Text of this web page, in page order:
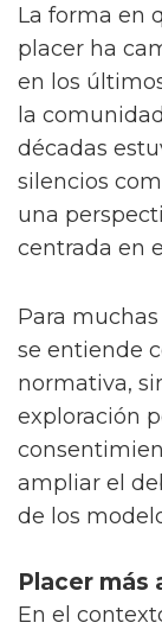
La forma en
placer ha
en los
la
décadas
silencios
una
centrada en
Para
se entiende
normativa,
exploración
ampliar el
de los
Placer más
En el